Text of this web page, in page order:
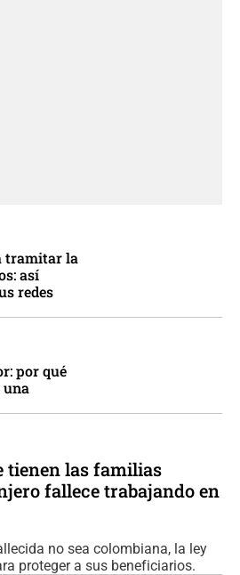
tramitar la
así
redes
por qué
una
tienen las familias
fallece trabajando en
no sea colombiana, la ley
proteger a sus beneficiarios.